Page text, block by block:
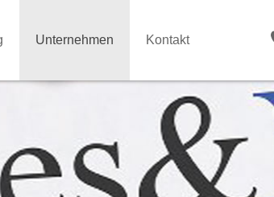
Unternehmen Kontakt